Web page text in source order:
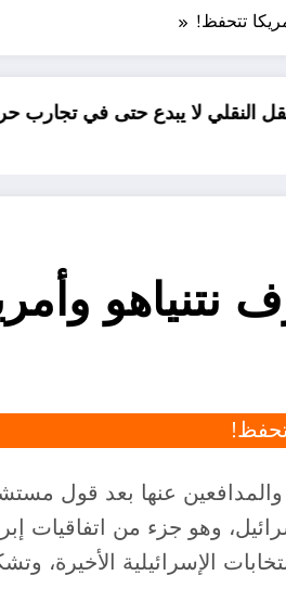
تتحفظ!
في تجارب حركات التحرر الوطني06 وفيات و إصابة 25
نتنياهو
عنها بعد قول
وهو جزء من اتفاقيات
الإسرائيلية